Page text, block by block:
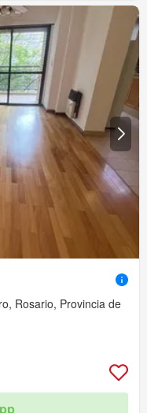
Rosario, Provincia de